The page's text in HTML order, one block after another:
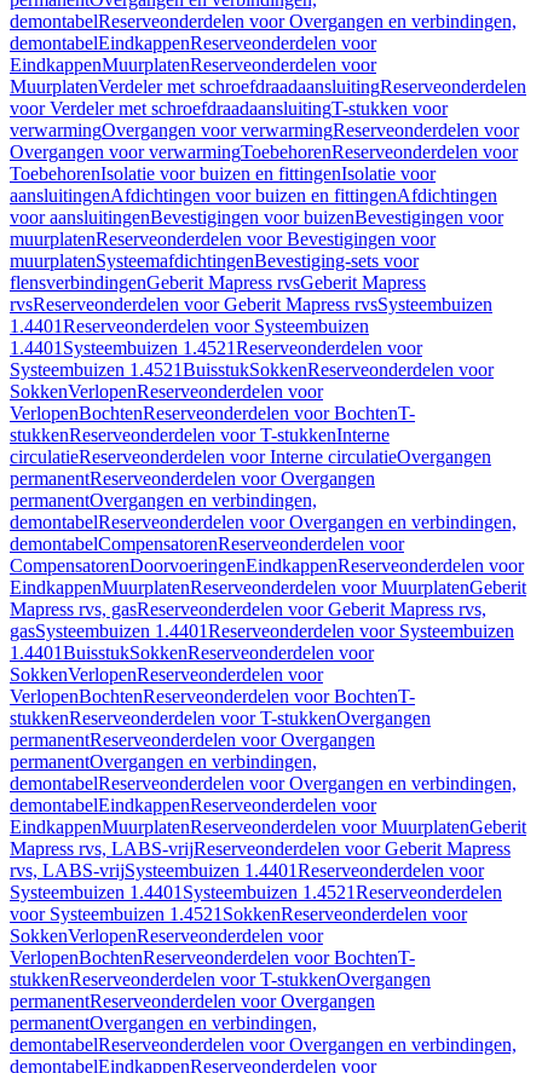
demontabelReserveonderdelen voor Overgangen en verbindingen,
demontabelEindkappenReserveonderdelen voor
EindkappenMuurplatenReserveonderdelen voor
MuurplatenVerdeler met schroefdraadaansluitingReserveonderdelen
voor Verdeler met schroefdraadaansluitingT-stukken voor
verwarmingOvergangen voor verwarmingReserveonderdelen voor
Overgangen voor verwarmingToebehorenReserveonderdelen voor
ToebehorenIsolatie voor buizen en fittingenIsolatie voor
aansluitingenAfdichtingen voor buizen en fittingenAfdichtingen
voor aansluitingenBevestigingen voor buizenBevestigingen voor
muurplatenReserveonderdelen voor Bevestigingen voor
muurplatenSysteemafdichtingenBevestiging-sets voor
flensverbindingenGeberit Mapress rvsGeberit Mapress
rvsReserveonderdelen voor Geberit Mapress rvsSysteembuizen
1.4401Reserveonderdelen voor Systeembuizen
1.4401 Systeembuizen 1.4521Reserveonderdelen voor
Systeembuizen 1.4521BuisstukSokkenReserveonderdelen voor
SokkenVerlopenReserveonderdelen voor
VerlopenBochtenReserveonderdelen voor BochtenT-
stukkenReserveonderdelen voor T-stukkenInterne
circulatieReserveonderdelen voor Interne circulatieOvergangen
permanentReserveonderdelen voor Overgangen
permanentOvergangen en verbindingen,
demontabelReserveonderdelen voor Overgangen en verbindingen,
demontabelCompensatorenReserveonderdelen voor
CompensatorenDoorvoeringenEindkappenReserveonderdelen voor
EindkappenMuurplatenReserveonderdelen voor MuurplatenGeberit
Mapress rvs, gasReserveonderdelen voor Geberit Mapress rvs,
gasSysteembuizen 1.4401Reserveonderdelen voor Systeembuizen
1.4401BuisstukSokkenReserveonderdelen voor
SokkenVerlopenReserveonderdelen voor
VerlopenBochtenReserveonderdelen voor BochtenT-
stukkenReserveonderdelen voor T-stukkenOvergangen
permanentReserveonderdelen voor Overgangen
permanentOvergangen en verbindingen,
demontabelReserveonderdelen voor Overgangen en verbindingen,
demontabelEindkappenReserveonderdelen voor
EindkappenMuurplatenReserveonderdelen voor MuurplatenGeberit
Mapress rvs, LABS-vrijReserveonderdelen voor Geberit Mapress
rvs, LABS-vrijSysteembuizen 1.4401Reserveonderdelen voor
Systeembuizen 1.4401 Systeembuizen 1.4521Reserveonderdelen
voor Systeembuizen 1.4521 SokkenReserveonderdelen voor
SokkenVerlopenReserveonderdelen voor
VerlopenBochtenReserveonderdelen voor BochtenT-
stukkenReserveonderdelen voor T-stukkenOvergangen
permanentReserveonderdelen voor Overgangen
permanentOvergangen en verbindingen,
demontabelReserveonderdelen voor Overgangen en verbindingen,
demontabelEindkappenReserveonderdelen voor